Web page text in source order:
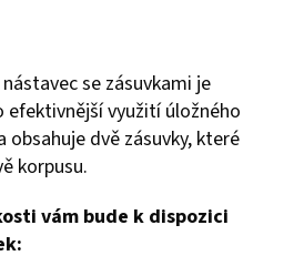
se zásuvkami je
efektivnější využití úložného
dvě zásuvky, které
korpusu.
vám bude k dispozici